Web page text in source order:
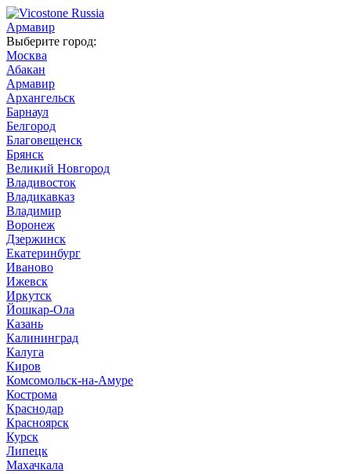
Армавир
Выберите город:
Москва
Абакан
Армавир
Архангельск
Барнаул
Белгород
Благовещенск
Брянск
Великий Новгород
Владивосток
Владикавказ
Владимир
Воронеж
Дзержинск
Екатеринбург
Иваново
Ижевск
Иркутск
Йошкар-Ола
Казань
Калининград
Калуга
Киров
Комсомольск-на-Амуре
Кострома
Краснодар
Красноярск
Курск
Липецк
Махачкала